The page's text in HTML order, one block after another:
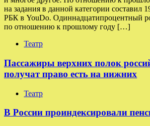
на задания в данной категории составил
РБК в YouDo. Одиннадцатипроцентный
по отношению к прошлому году […]
Театр
Пассажиры верхних полок
получат право есть на нижних
Театр
В России проиндексировали